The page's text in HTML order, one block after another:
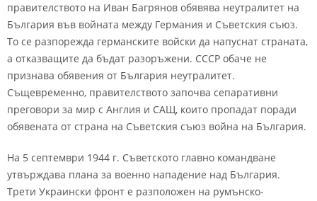
правителството на Иван Багрянов обявява неутралитет на
България във войната между Германия и Съветския съюз.
То се разпорежда германските войски да напуснат страната,
а отказващите да бъдат разоръжени. СССР обаче не
признава обявения от България неутралитет.
Същевременно, правителството започва сепаративни
преговори за мир с Англия и САЩ, които пропадат поради
обявената от страна на Съветския съюз война на България.
На 5 септември 1944 г. Съветското главно командване
утвърждава плана за военно нападение над България.
Трети Украински фронт е разположен на румънско-